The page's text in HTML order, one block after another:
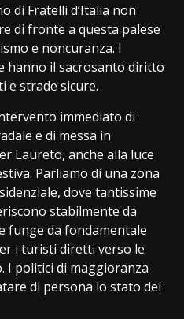
di Fratelli d’Italia non
di fronte a questa palese
e noncuranza. I
hanno il sacrosanto diritto
e strade sicure.
immediato di
e di messa in
Laureto, anche alla luce
Parliamo di una zona
dove tantissime
stabilmente da
funge da fondamentale
i turisti diretti verso le
I politici di maggioranza
di persona lo stato dei